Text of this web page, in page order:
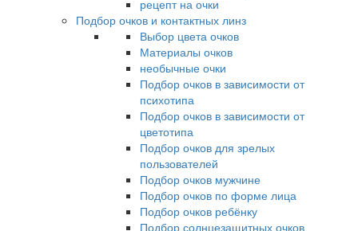
рецепт на очки
Подбор очков и контактных линз
Выбор цвета очков
Материалы очков
необычные очки
Подбор очков в зависимости от
психотипа
Подбор очков в зависимости от
цветотипа
Подбор очков для зрелых
пользователей
Подбор очков мужчине
Подбор очков по форме лица
Подбор очков ребёнку
Подбор солнцезащитных очков